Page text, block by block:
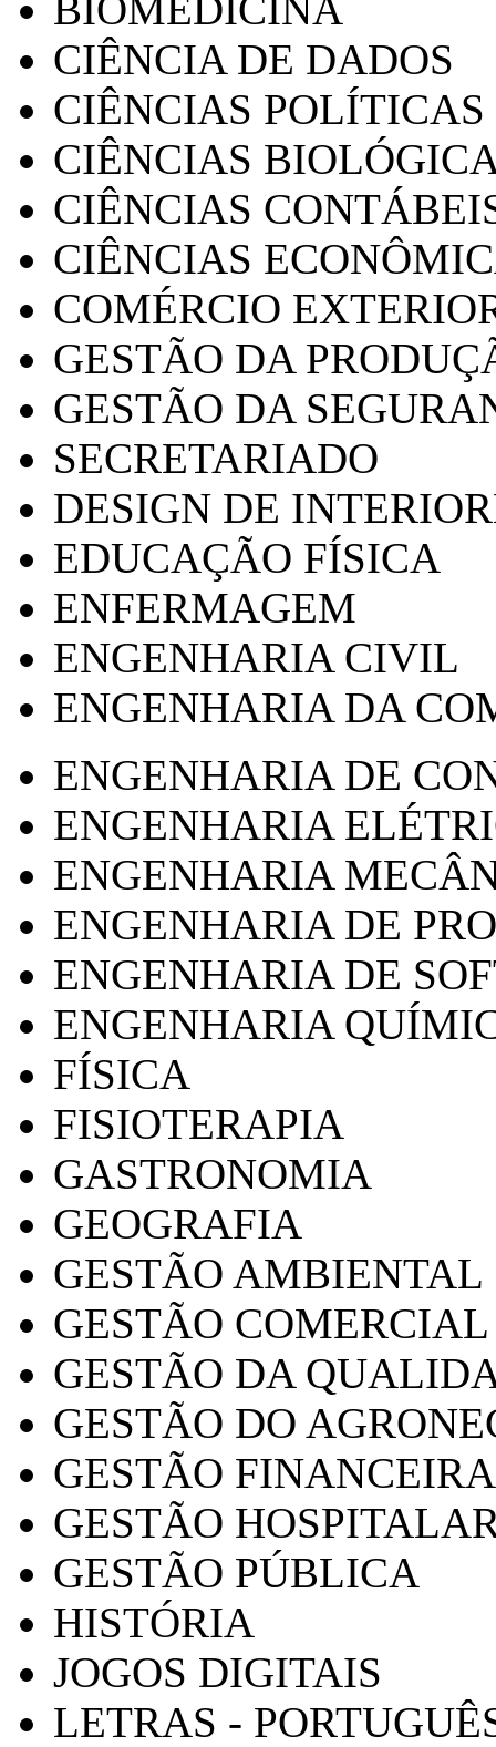
CIÊNCIA DE DADOS
CIÊNCIAS POLÍTICAS
CIÊNCIAS
CIÊNCIAS
CIÊNCIAS
COMÉRCIO
GESTÃO DA
GESTÃO DA
SECRETARIADO
DESIGN DE
EDUCAÇÃO FÍSICA
ENFERMAGEM
ENGENHARIA CIVIL
ENGENHARIA DA
ENGENHARIA DE
ENGENHARIA
ENGENHARIA
ENGENHARIA DE
ENGENHARIA DE
ENGENHARIA
FÍSICA
FISIOTERAPIA
GASTRONOMIA
GEOGRAFIA
GESTÃO AMBIENTAL
GESTÃO COMERCIAL
GESTÃO DA
GESTÃO DO
GESTÃO FINANCEIRA
GESTÃO
GESTÃO PÚBLICA
HISTÓRIA
JOGOS DIGITAIS
LETRAS -